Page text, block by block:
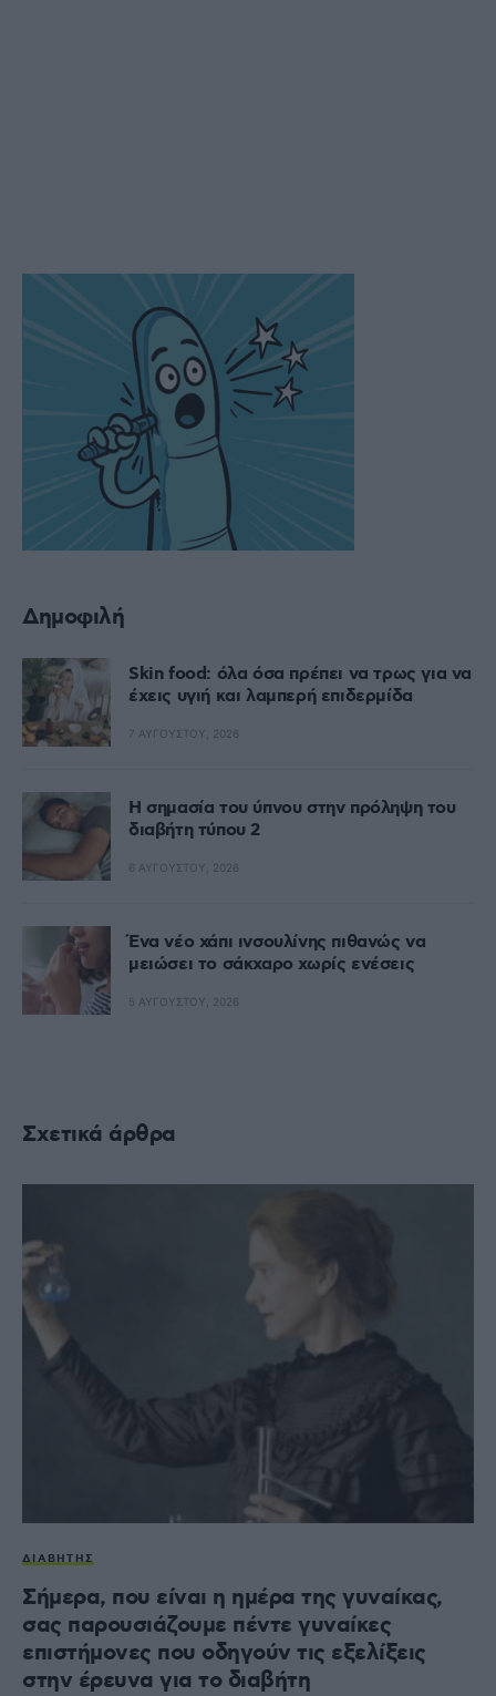
Δημοφιλή
Skin food: όλα όσα πρέπει να τρως για να
έχεις υγιή και λαμπερή επιδερμίδα
7 ΑΥΓΟΎΣΤΟΥ, 2026
Η σημασία του ύπνου στην πρόληψη του
διαβήτη τύπου 2
6 ΑΥΓΟΎΣΤΟΥ, 2026
Ένα νέο χάπι ινσουλίνης πιθανώς να
μειώσει το σάκχαρο χωρίς ενέσεις
5 ΑΥΓΟΎΣΤΟΥ, 2026
Σχετικά άρθρα
ΔΙΑΒΉΤΗΣ
Σήμερα, που είναι η ημέρα της γυναίκας,
σας παρουσιάζουμε πέντε γυναίκες
επιστήμονες που οδηγούν τις εξελίξεις
στην έρευνα για το διαβήτη